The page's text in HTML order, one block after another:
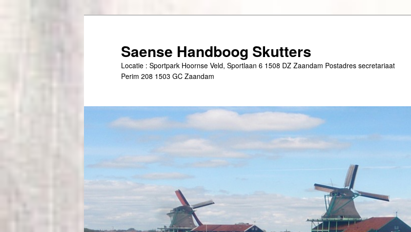
Saense Handboog Skutters
Locatie : Sportpark Hoornse Veld, Sportlaan 6 1508 DZ Zaandam Postadres secretariaat
Perim 208 1503 GC Zaandam